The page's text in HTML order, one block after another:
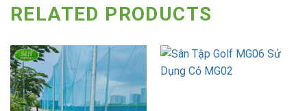
RELATED PRODUCTS